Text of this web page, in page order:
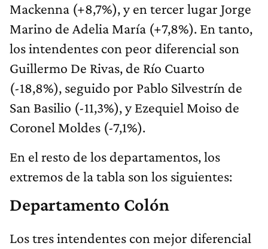
Mackenna (+8,7%), y en tercer lugar Jorge
Marino de Adelia María (+7,8%). En tanto,
los intendentes con peor diferencial son
Guillermo De Rivas, de Río Cuarto
(-18,8%), seguido por Pablo Silvestrín de
San Basilio (-11,3%), y Ezequiel Moiso de
Coronel Moldes (-7,1%).
En el resto de los departamentos, los
extremos de la tabla son los siguientes:
Departamento Colón
Los tres intendentes con mejor diferencial